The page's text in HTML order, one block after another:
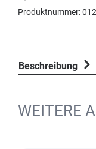
Produktnummer:
Beschreibung
WEITERE